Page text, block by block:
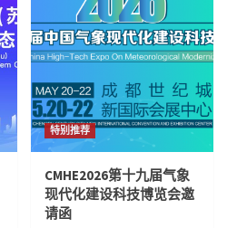
职人争取高荣耀 全球城市美业
单揭晓
科技扎根上海，携手打造世界
特别推荐
CMHE2026第十九届气象
现代化建设科技博览会邀
请函